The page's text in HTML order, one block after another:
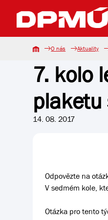
Uzavření mostu
Lanová dráha
Základní údaje
O nás Aktuality
7. kolo
plaketu
14. 08. 2017
Odpovězte na
V sedmém kole,
Otázka pro tento